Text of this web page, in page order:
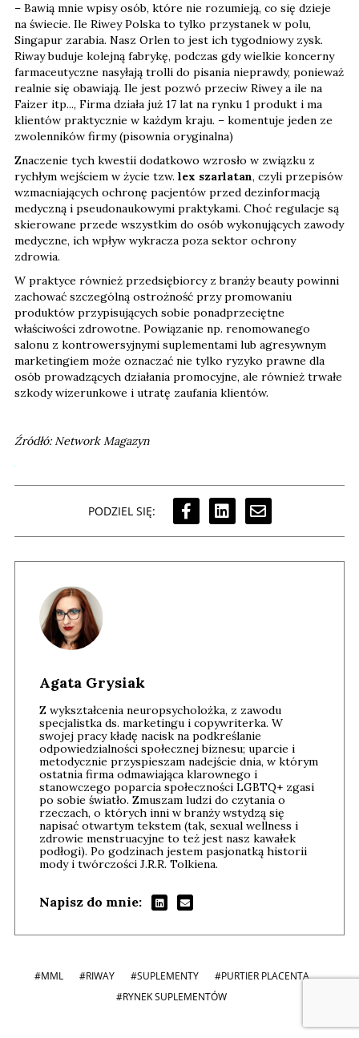
– Bawią mnie wpisy osób, które nie rozumieją, co się dzieje
na świecie. Ile Riwey Polska to tylko przystanek w polu,
Singapur zarabia. Nasz Orlen to jest ich tygodniowy zysk.
Riway buduje kolejną fabrykę, podczas gdy wielkie koncerny
farmaceutyczne nasyłają trolli do pisania nieprawdy, ponieważ
realnie się obawiają. Ile jest pozwó przeciw Riwey a ile na
Faizer itp..., Firma działa już 17 lat na rynku 1 produkt i ma
klientów praktycznie w każdym kraju. – komentuje jeden ze
zwolenników firmy (pisownia oryginalna)
Znaczenie tych kwestii dodatkowo wzrosło w związku z
rychłym wejściem w życie tzw. lex szarlatan, czyli przepisów
wzmacniających ochronę pacjentów przed dezinformacją
medyczną i pseudonaukowymi praktykami. Choć regulacje są
skierowane przede wszystkim do osób wykonujących zawody
medyczne, ich wpływ wykracza poza sektor ochrony
zdrowia.
W praktyce również przedsiębiorcy z branży beauty powinni
zachować szczególną ostrożność przy promowaniu
produktów przypisujących sobie ponadprzeciętne
właściwości zdrowotne. Powiązanie np. renomowanego
salonu z kontrowersyjnymi suplementami lub agresywnym
marketingiem może oznaczać nie tylko ryzyko prawne dla
osób prowadzących działania promocyjne, ale również trwałe
szkody wizerunkowe i utratę zaufania klientów.
Źródłó: Network Magazyn
PODZIEL SIĘ:
Agata Grysiak
Z wykształcenia neuropsycholożka, z zawodu
specjalistka ds. marketingu i copywriterka. W
swojej pracy kładę nacisk na podkreślanie
odpowiedzialności społecznej biznesu; uparcie i
metodycznie przyspieszam nadejście dnia, w którym
ostatnia firma odmawiająca klarownego i
stanowczego poparcia społeczności LGBTQ+ zgasi
po sobie światło. Zmuszam ludzi do czytania o
rzeczach, o których inni w branży wstydzą się
napisać otwartym tekstem (tak, sexual wellness i
zdrowie menstruacyjne to też jest nasz kawałek
podłogi). Po godzinach jestem pasjonatką historii
mody i twórczości J.R.R. Tolkiena.
Napisz do mnie:
#MML #RIWAY #SUPLEMENTY
#PURTIER PLACENTA
#RYNEK SUPLEMENTÓW